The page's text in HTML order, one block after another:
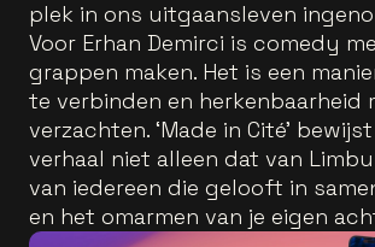
plek in ons uitgaansleven
Voor Erhan Demirci is comedy
grappen maken. Het is een
te verbinden en herkenbaarheid
verzachten. ‘Made in Cité’
verhaal niet alleen dat van
van iedereen die gelooft in
en het omarmen van je eigen